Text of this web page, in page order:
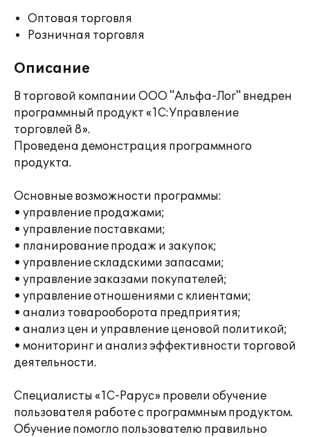
Оптовая торговля
Розничная торговля
Описание
В торговой компании ООО "Альфа-Лог" внедрен
программный продукт «1С:Управление
торговлей 8».
Проведена демонстрация программного
продукта.
Основные возможности программы:
• управление продажами;
• управление поставками;
• планирование продаж и закупок;
• управление складскими запасами;
• управление заказами покупателей;
• управление отношениями с клиентами;
• анализ товарооборота предприятия;
• анализ цен и управление ценовой политикой;
• мониторинг и анализ эффективности торговой
деятельности.
Специалисты «1С-Рарус» провели обучение
пользователя работе с программным продуктом.
Обучение помогло пользователю правильно